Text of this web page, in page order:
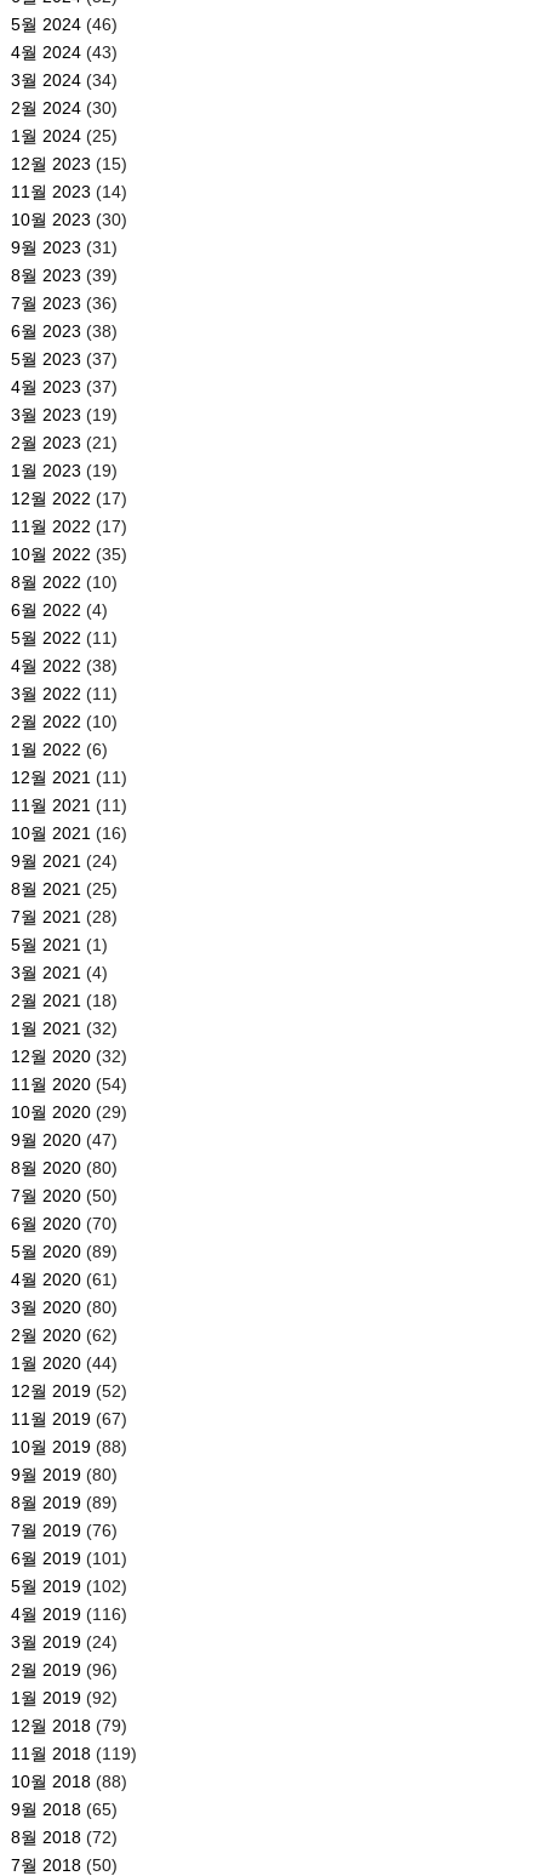
5월 2024(46)
4월 2024(43)
3월 2024(34)
2월 2024(30)
1월 2024(25)
12월 2023 (15)
11월 2023 (14)
10월 2023 (30)
9월 2023 (31)
8월 2023 (39)
7월 2023 (36)
6월 2023 (38)
5월 2023 (37)
4월 2023 (37)
3월 2023 (19)
2월 2023 (21)
1월 2023 (19)
12월 2022 (17)
11월 2022 (17)
10월 2022 (35)
8월 2022 (10)
6월 2022 (4)
5월 2022 (11)
4월 2022 (38)
3월 2022 (11)
2월 2022 (10)
1월 2022 (6)
12월 2021 (11)
11월 2021 (11)
10월 2021 (16)
9월 2021 (24)
8월 2021 (25)
7월 2021 (28)
5월 2021 (1)
3월 2021 (4)
2월 2021 (18)
1월 2021 (32)
12월 2020(32)
11월 2020(54)
10월 2020(29)
9월 2020(47)
8월 2020(80)
7월 2020(50)
6월 2020(70)
5월 2020(89)
4월 2020(61)
3월 2020(80)
2월 2020(62)
1월 2020(44)
12월 2019(52)
11월 2019(67)
10월 2019(88)
9월 2019(80)
8월 2019(89)
7월 2019(76)
6월 2019(101)
5월 2019(102)
4월 2019(116)
3월 2019(24)
2월 2019(96)
1월 2019(92)
12월 2018(79)
11월 2018(119)
10월 2018(88)
9월 2018(65)
8월 2018(72)
7월 2018(50)